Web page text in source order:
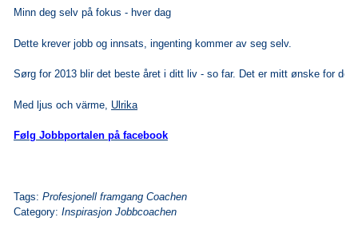
Minn deg selv på fokus - hver dag
Dette krever jobb og innsats, ingenting kommer av seg selv.
Sørg for 2013 blir det beste året i ditt liv - so far. Det er mitt ønske for deg!
Med ljus och värme, Ulrika
Følg Jobbportalen på facebook
Tags:Profesjonell framgang Coachen
Category:Inspirasjon Jobbcoachen